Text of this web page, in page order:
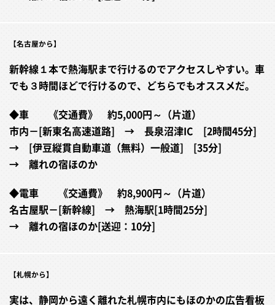
【名古屋から】
新幹線１本で熱海駅まで行けるのでアクセスしやすい。車
でも３時間ほどで行けるので、どちらでもオススメだ。
◆車 《交通費》 約5,000円～（片道）
市内－[新東名高速道路] → 長泉沼津IC [2時間45分]
→ [伊豆縦貫自動車道（無料）一般道] [35分]
→ 離れの宿ほのか
◆電車 《交通費》 約8,900円～（片道）
名古屋駅－[新幹線] → 熱海駅[1時間25分]
→ 離れの宿ほのか[送迎：10分]
【札幌から】
実は、静岡から遠く離れた札幌市内にもほのかの広告看板